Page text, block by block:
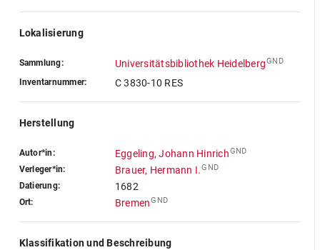
Lokalisierung
Sammlung: Universitätsbibliothek HeidelbergGND
Inventarnummer: C 3830-10 RES
Herstellung
Autor*in: Eggeling, Johann HinrichGND
Verleger*in: Brauer, Hermann I.GND
Datierung: 1682
Ort: BremenGND
Klassifikation und Beschreibung